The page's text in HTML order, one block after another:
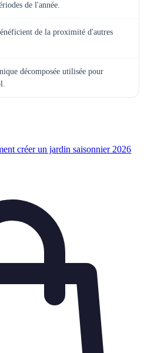
de l'année.
de la proximité d'autres
décomposée utilisée pour
créer un jardin saisonnier 2026